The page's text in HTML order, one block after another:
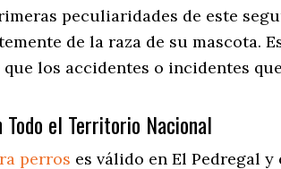
peculiaridades de este
de la raza de su mascota.
los accidentes o incidentes
el Territorio Nacional
perros es válido en El Pedregal y